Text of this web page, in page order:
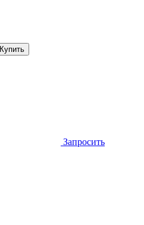
Купить
Запросить